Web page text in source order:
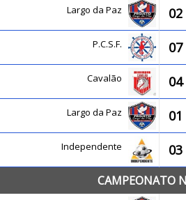
Largo da Paz 02
P.C.S.F. 07
Cavalão 04
Largo da Paz 01
Independente 03
CAMPEONATO